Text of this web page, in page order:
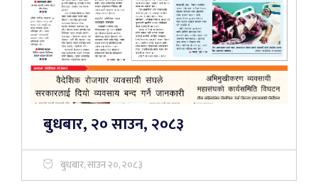
बुधबार, २० साउन, २०८३
बुधबार, साउन २०, २०८३